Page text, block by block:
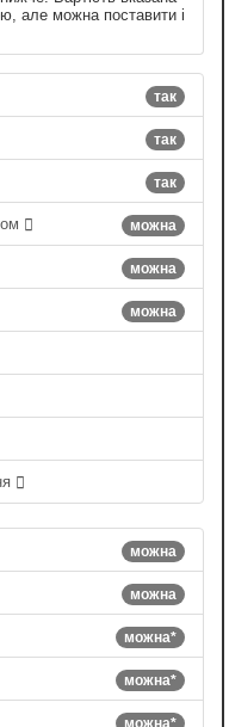
але можна поставити і
так
так
так
можна
можна
можна
можна
можна
можна*
можна*
можна*